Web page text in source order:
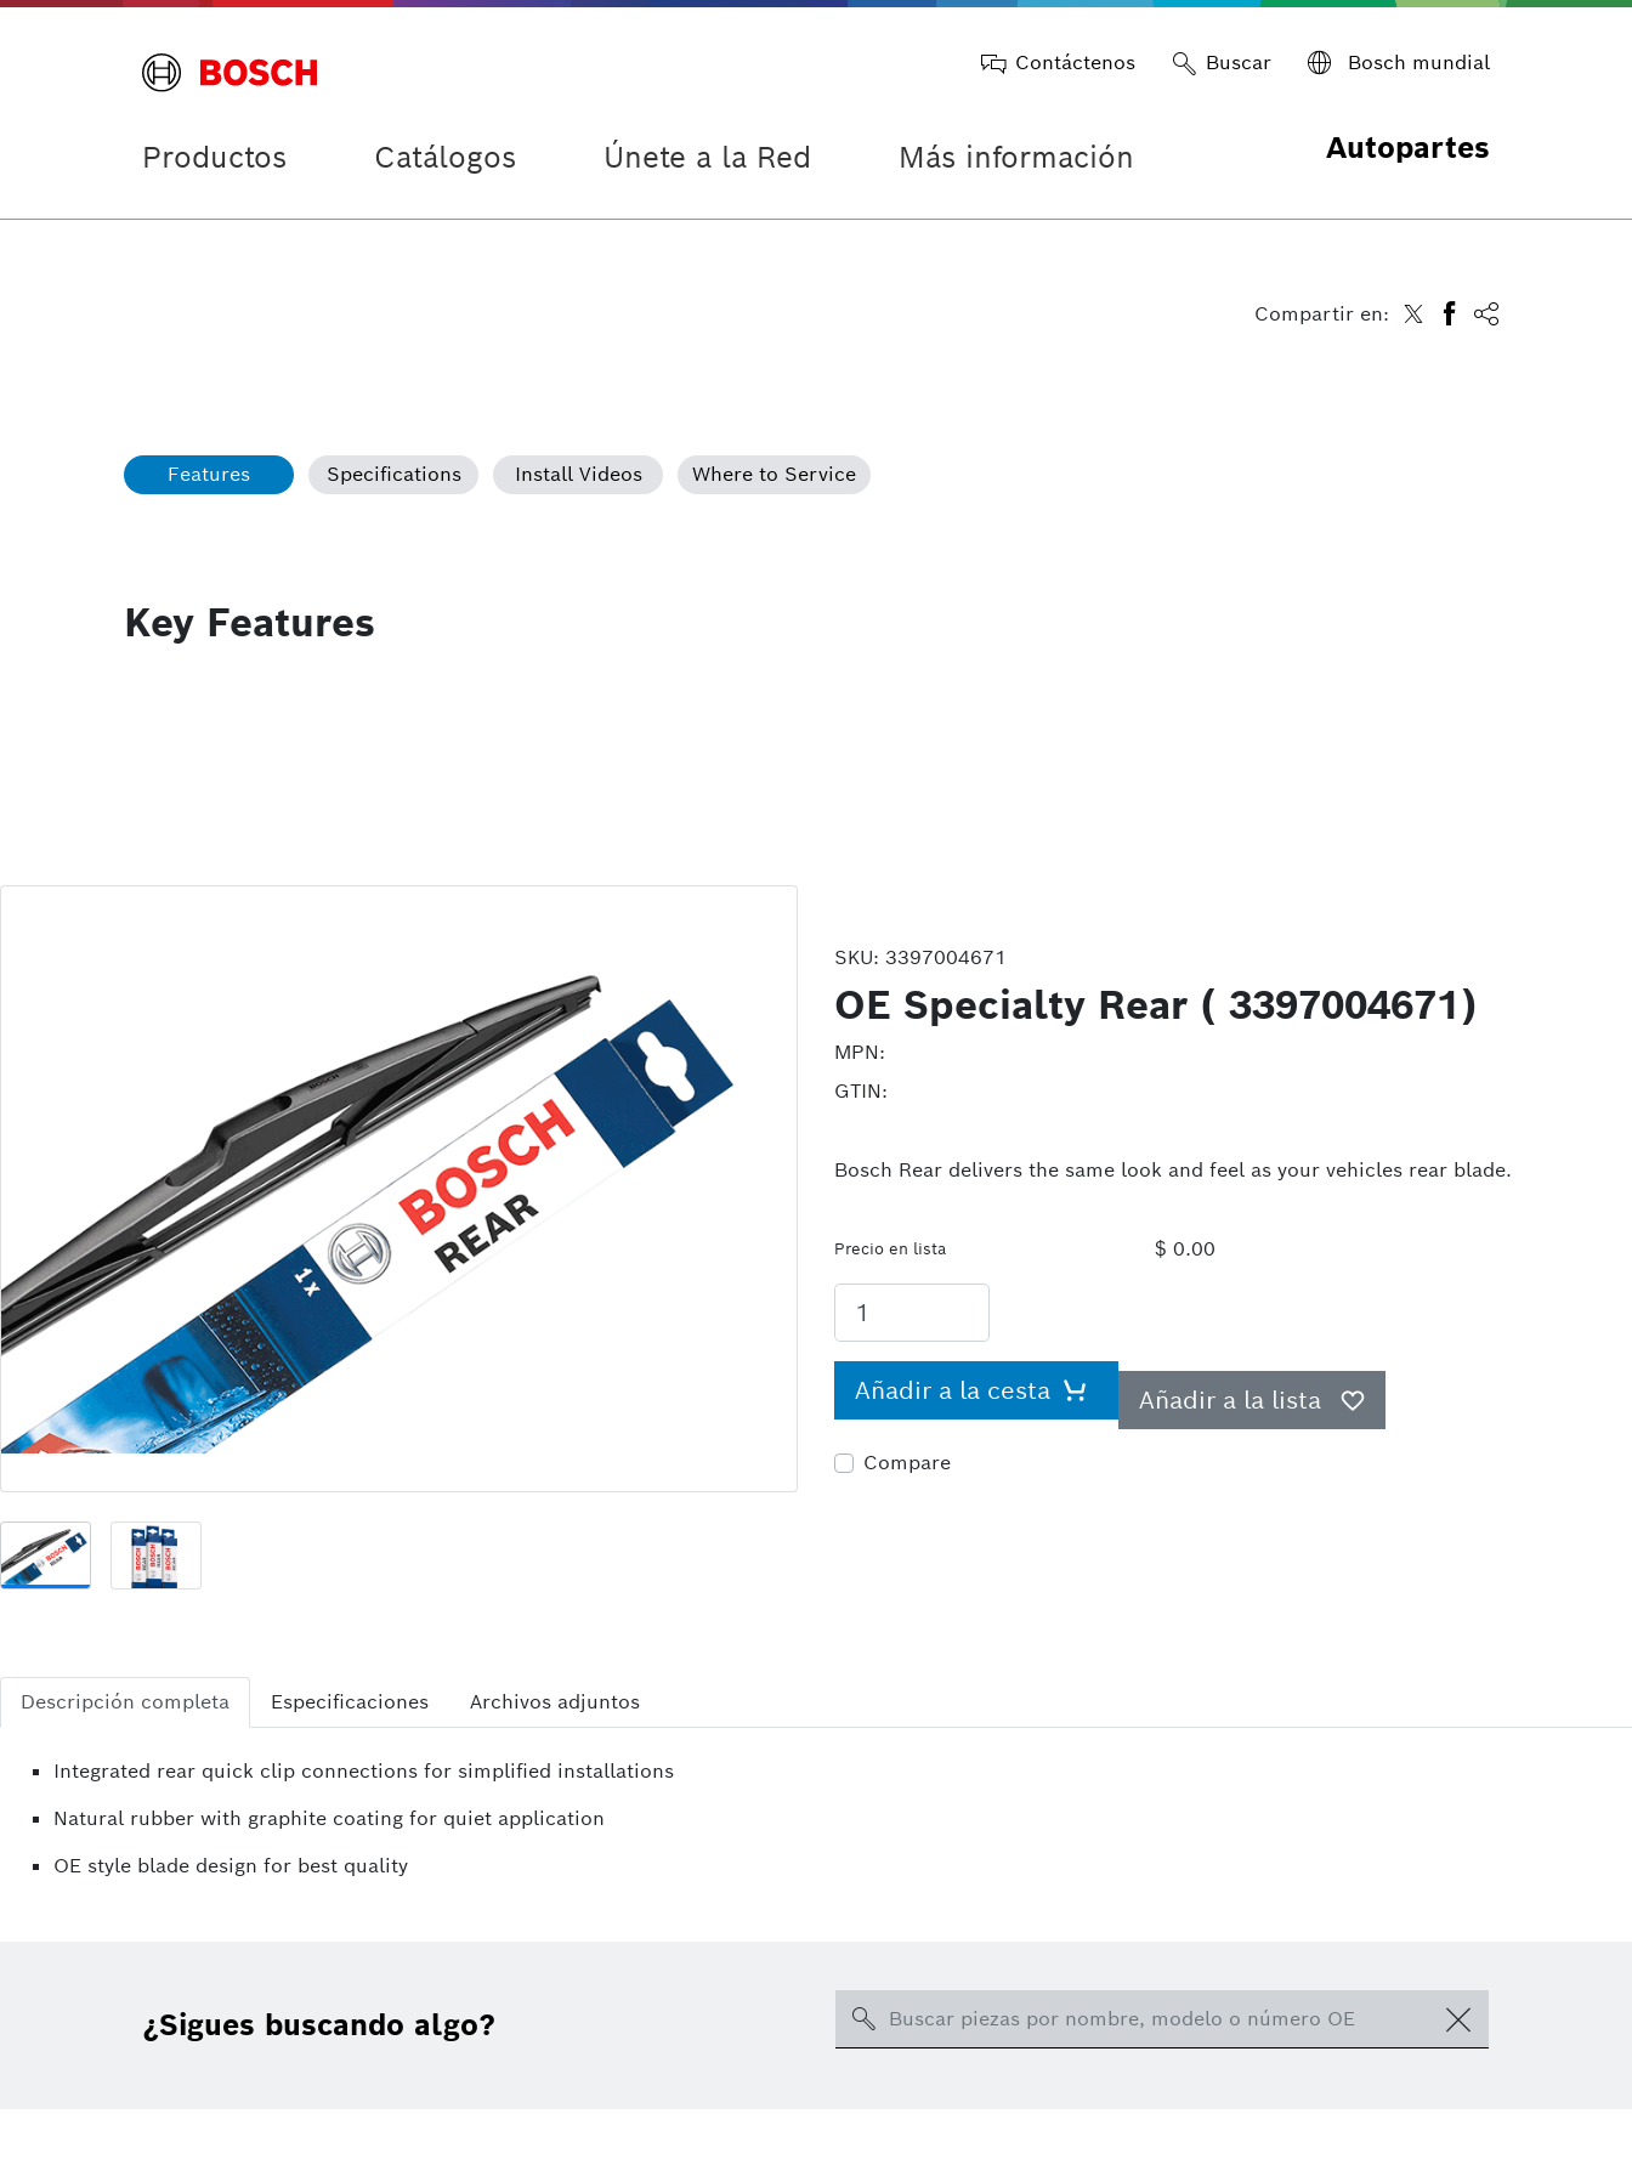
Contáctenos Buscar Bosch mundial
Productos Catálogos Únete a la Red Más información Autopartes
Compartir en:
Features Specifications Install Videos Where to Service
Key Features
SKU: 3397004671
OE Specialty Rear ( 3397004671)
MPN:
GTIN:
Bosch Rear delivers the same look and feel as your vehicles rear blade.
Precio en lista $ 0.00
Añadir a la cesta Añadir a la lista
Compare
Descripción completa Especificaciones Archivos adjuntos
Integrated rear quick clip connections for simplified installations
Natural rubber with graphite coating for quiet application
OE style blade design for best quality
¿Sigues buscando algo? Search